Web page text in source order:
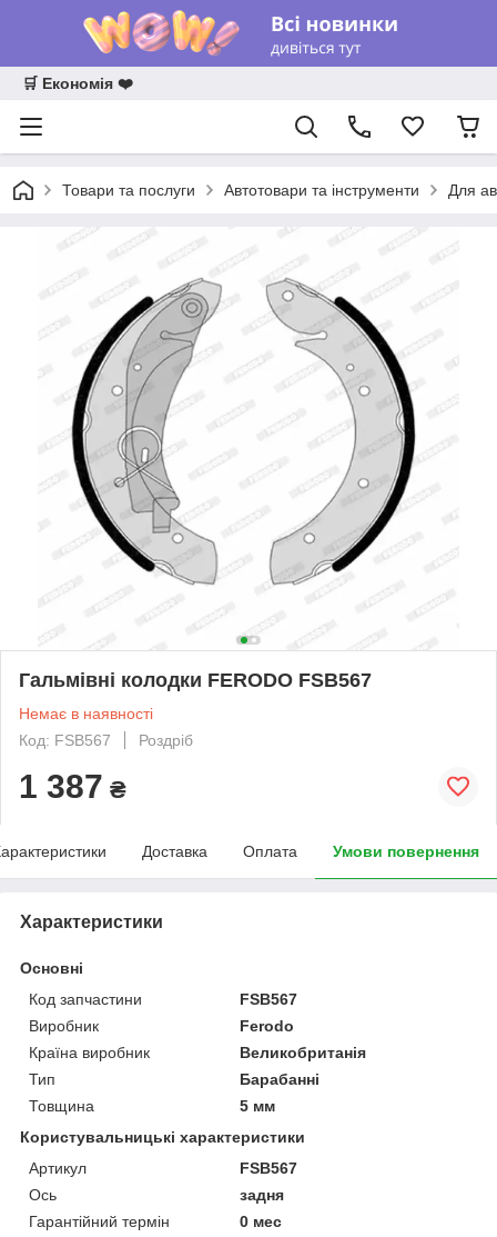
🛒 Економія ❤️
Товари та послуги Автотовари та інструменти Для
Гальмівні колодки FERODO FSB567
Немає в наявності
Код: FSB567
Роздріб
1 387 ₴
Доставка Оплата Умови повернення
Характеристики
Основні
Код запчастини
FSB567
Виробник
Ferodo
Країна виробник
Великобританія
Тип
Барабанні
Товщина
5 мм
Користувальницькі характеристики
Артикул
FSB567
Ось
задня
Гарантійний термін
0 мес